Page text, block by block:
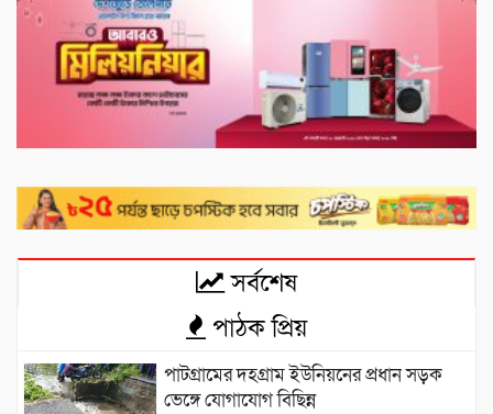
সর্বশেষ
পাঠক প্রিয়
পাটগ্রামের দহগ্রাম ইউনিয়নের প্রধান সড়ক
ভেঙ্গে যোগাযোগ বিছিন্ন